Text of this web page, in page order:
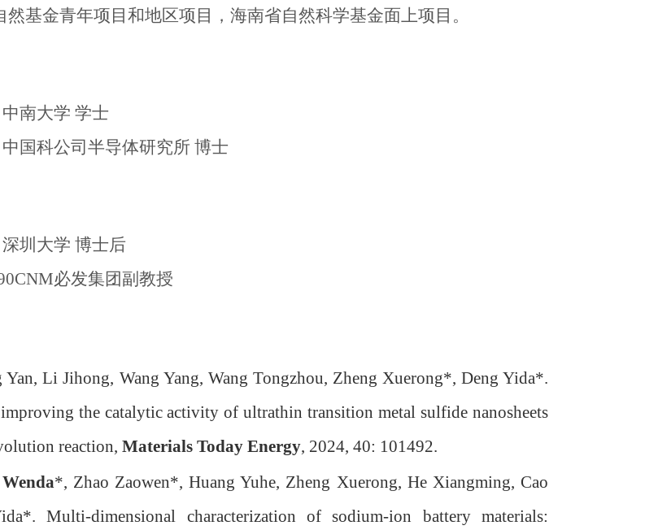
然基金青年项目和地区项目，海南省自然科学基金面上项目。
中南大学 学士
中国科公司半导体研究所 博士
深圳大学 博士后
必发集团副教授
Yan, Li Jihong, Wang Yang, Wang Tongzhou, Zheng Xuerong*, Deng Yida*.
the catalytic activity of ultrathin transition metal sulfide nanosheets
reaction, Materials Today Energy, 2024, 40: 101492.
*, Zhao Zaowen*, Huang Yuhe, Zheng Xuerong, He Xiangming, Cao
Multi-dimensional characterization of sodium-ion battery materials: